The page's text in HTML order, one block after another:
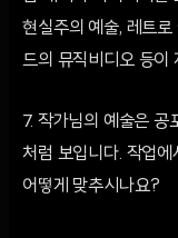
현실주의 예술, 레트
드의 뮤직비디오 등이
7. 작가님의 예술은 공
처럼 보입니다. 작업
어떻게 맞추시나요?